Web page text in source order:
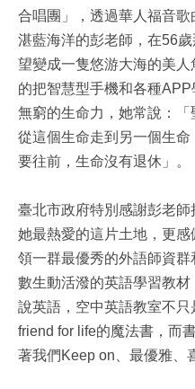
合唱團」，透過華人福音
湛藍海洋的彭老師，在56
望變成一隻悠游大海的美
的把智慧型手機和各種
無窮的生命力，她常說：
從這個生命走到另一個生命
要往前，生命沒有退休」。
臺北市政府特別感謝彭老
她最熱愛的這片土地，更
領一群最優秀的外語師資
數生動活潑的英語學習教
說英語，空中英語教室不
friend for life的魔法書，而
著我們Keep on、最優雅、